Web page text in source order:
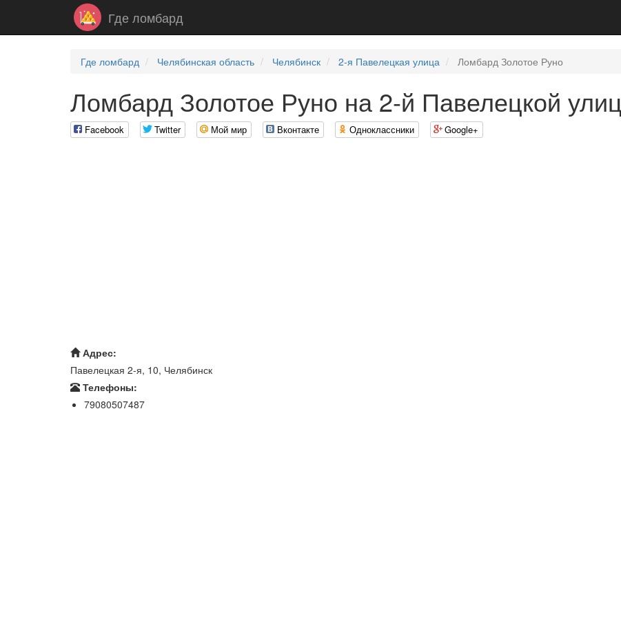
Где ломбард
Где ломбард Челябинская область Челябинск 2-я Павелецкая улица Ломбард Золотое Руно
Ломбард Золотое Руно на 2-й Павелецкой
Facebook Twitter Мой мир Вконтакте Одноклассники Google+
Адрес:
Павелецкая 2-я, 10, Челябинск
Телефоны:
79080507487